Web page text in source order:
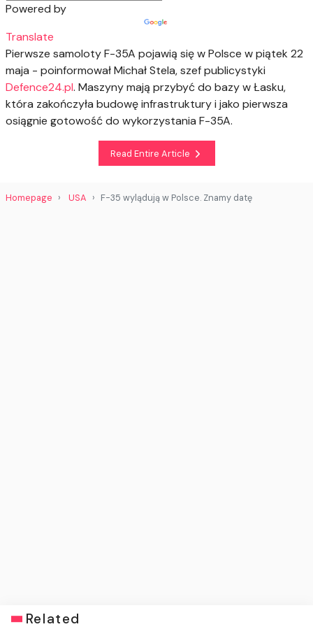
Powered by
Translate
Pierwsze samoloty F-35A pojawią się w Polsce w piątek 22
maja - poinformował Michał Stela, szef publicystyki
Defence24.pl. Maszyny mają przybyć do bazy w Łasku,
która zakończyła budowę infrastruktury i jako pierwsza
osiągnie gotowość do wykorzystania F-35A.
Read Entire Article
Homepage USA F-35 wylądują w Polsce. Znamy datę
Related